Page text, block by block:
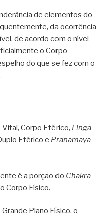
de elementos do
da ocorrência
de acordo com o nível
o Corpo
do que se fez com o
Vital, Corpo Etérico, Linga
Etérico e Pranamaya
é a porção do Chakra
Corpo Físico.
Plano Físico, o